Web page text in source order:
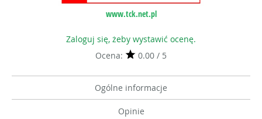
www.tck.net.pl
Zaloguj się, żeby wystawić ocenę.
Ocena:
0.00 / 5
Ogólne informacje
Opinie